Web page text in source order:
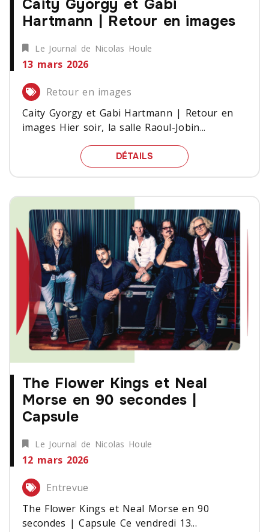
Caity Gyorgy et Gabi
Hartmann | Retour en images
Le Journal de Nicolas Houle
13 mars 2026
Retour en images
Caity Gyorgy et Gabi Hartmann | Retour en
images Hier soir, la salle Raoul-Jobin...
DÉTAILS CAITY GYORGY ET
The Flower Kings et Neal
Morse en 90 secondes |
Capsule
Le Journal de Nicolas Houle
12 mars 2026
Entrevue
The Flower Kings et Neal Morse en 90
secondes | Capsule Ce vendredi 13...